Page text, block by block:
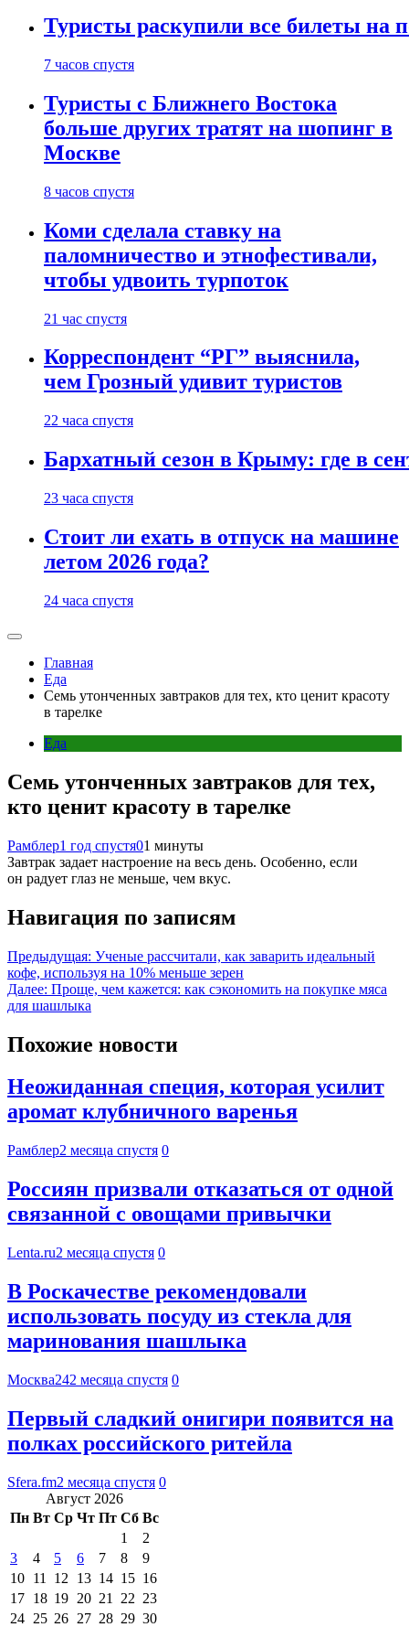
Туристы раскупили все билеты на
7 часов спустя
Туристы с Ближнего Востока
больше других тратят на шопинг в
Москве
8 часов спустя
Коми сделала ставку на
паломничество и этнофестивали,
чтобы удвоить турпоток
21 час спустя
Корреспондент “РГ” выяснила,
чем Грозный удивит туристов
22 часа спустя
Бархатный сезон в Крыму: где в
23 часа спустя
Стоит ли ехать в отпуск на машине
летом 2026 года?
24 часа спустя
Главная
Еда
Семь утонченных завтраков для тех, кто ценит красоту
в тарелке
Еда
Семь утонченных завтраков для тех,
кто ценит красоту в тарелке
Рамблер1 год спустя01 минуты
Завтрак задает настроение на весь день. Особенно, если
он радует глаз не меньше, чем вкус.
Навигация по записям
Предыдущая: Ученые рассчитали, как заварить идеальный
кофе, используя на 10% меньше зерен
Далее: Проще, чем кажется: как сэкономить на покупке мяса
для шашлыка
Похожие новости
Неожиданная специя, которая усилит
аромат клубничного варенья
Рамблер2 месяца спустя 0
Россиян призвали отказаться от одной
связанной с овощами привычки
Lenta.ru2 месяца спустя 0
В Роскачестве рекомендовали
использовать посуду из стекла для
маринования шашлыка
Москва242 месяца спустя 0
Первый сладкий онигири появится на
полках российского ритейла
Sfera.fm2 месяца спустя 0
Август 2026
Пн Вт Ср Чт Пт Сб Вс
1
2
3
4 5 6 7 8
9
10 11 12 13 14 15 16
17 18 19 20 21 22 23
24 25 26 27 28 29 30